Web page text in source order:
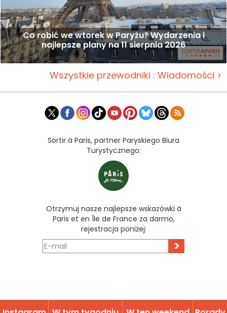
Co robić we wtorek w Paryżu? Wydarzenia i
najlepsze plany na 11 sierpnia 2026
Wszystkie przewodniki : Wiadomości >
Sortir à Paris, partner Paryskiego Biura
Turystycznego:
Otrzymuj nasze najlepsze wskazówki à
Paris et en Île de France za darmo,
rejestracja poniżej:
>